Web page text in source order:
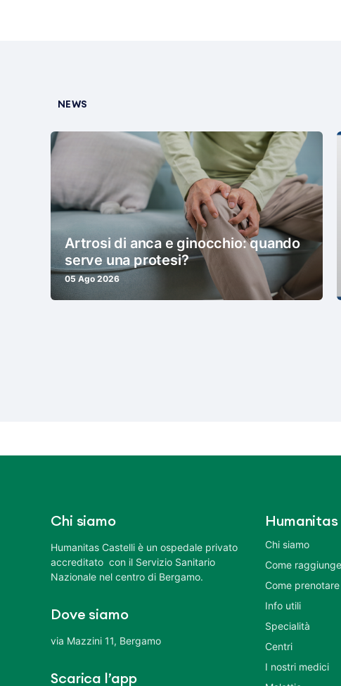
NEWS
Artrosi di anca e ginocchio: quando
serve una protesi?
05 Ago 2026
Chi siamo
Humanitas Castelli è un ospedale privato
accreditato con il Servizio Sanitario
Nazionale nel centro di Bergamo.
Dove siamo
via Mazzini 11, Bergamo
Scarica l’app
Chi siamo
Come
Come prenotare
Info utili
Specialità
Centri
I nostri medici